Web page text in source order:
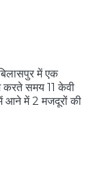
में एक
करते समय 11 केवी
आने में 2 मजदूरों की